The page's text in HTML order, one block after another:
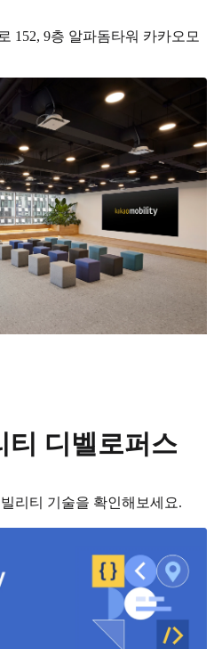
152, 9층 알파돔타워 카카오모
티 디벨로퍼스
리티 기술을 확인해보세요.